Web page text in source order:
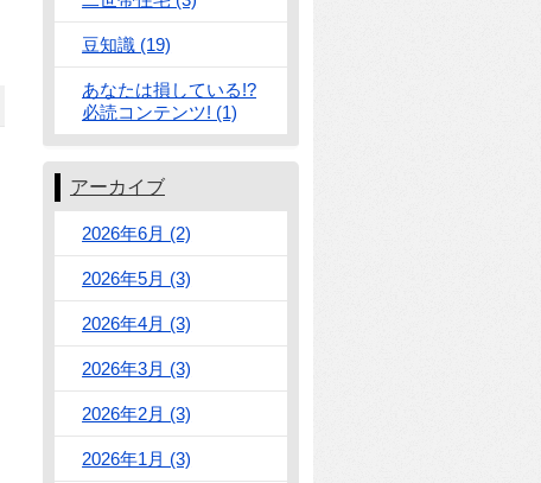
豆知識 (19)
あなたは損している!?
必読コンテンツ! (1)
アーカイブ
2026年6月 (2)
2026年5月 (3)
2026年4月 (3)
2026年3月 (3)
2026年2月 (3)
2026年1月 (3)